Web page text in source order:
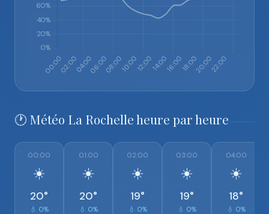
🕐 Météo La Rochelle heure par heure
00:00
☀️
20°
💧 0%
01:00
☀️
20°
💧 0%
02:00
☀️
19°
💧 0%
03:00
☀️
19°
💧 0%
04:00
☀️
18°
💧 0%